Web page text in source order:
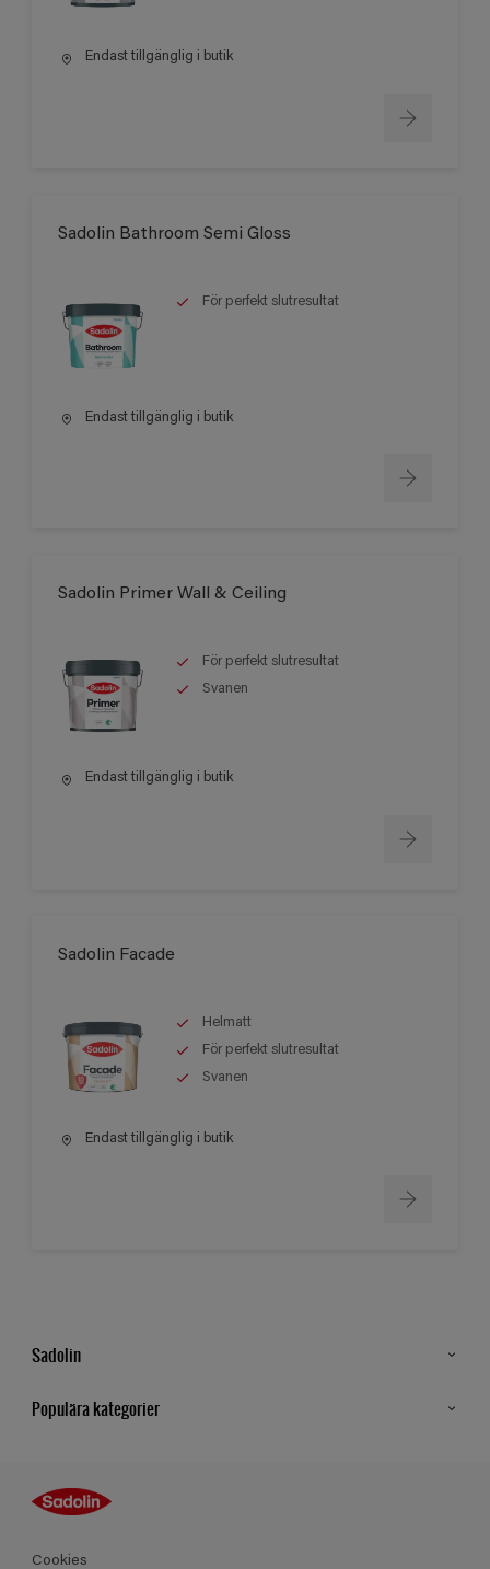
Endast tillgänglig i butik
Sadolin Bathroom Semi Gloss
För perfekt slutresultat
Endast tillgänglig i butik
Sadolin Primer Wall & Ceiling
För perfekt slutresultat
Svanen
Endast tillgänglig i butik
Sadolin Facade
Helmatt
För perfekt slutresultat
Svanen
Endast tillgänglig i butik
Sadolin
Populära kategorier
Guides
Kulörer
Produkter
Cookies